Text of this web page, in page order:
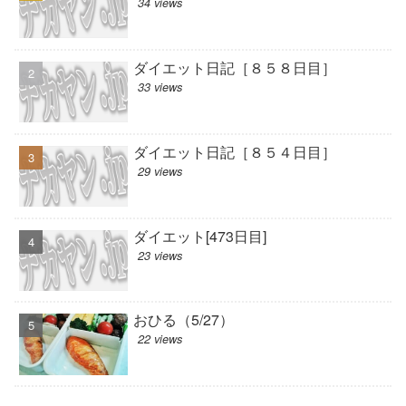
ダイエット日記［８５８日目］
33 views
ダイエット日記［８５４日目］
29 views
ダイエット[473日目]
23 views
おひる（5/27）
22 views